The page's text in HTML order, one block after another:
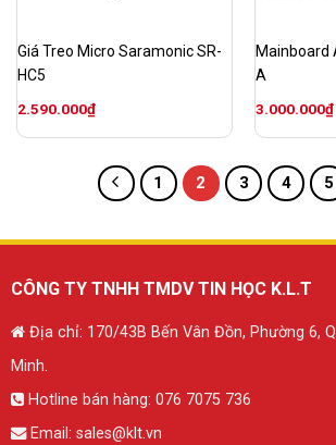
Giá Treo Micro Saramonic SR-
HC5
2.590.000₫
Mainboard
A
3.000.000₫
1 2 3 4 5
CÔNG TY TNHH TMDV TIN HỌC K.L.T
Địa chỉ: 170/43B Bến Vân Đồn, Phường 6,
Minh.
Hotline bán hàng: 076 7075 736
Email: sales@klt.vn